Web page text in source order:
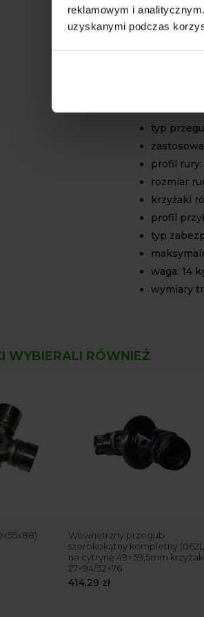
reklamowym i
uzyskanymi podczas
swojej
typ
profil
rozmiar
krzyżaki
profil
typ
waga: 14
wymiary
WYBIERALI RÓWNIEŻ
Wewnętrzny przegub
szerokokątny kompletny
na cytrynę 49×39,5mm krzyżak
27×94/32×76
414,29 zł